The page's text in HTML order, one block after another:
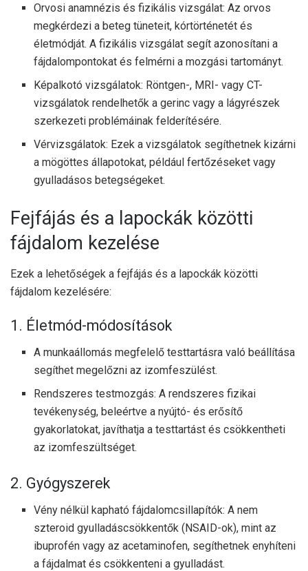
Orvosi anamnézis és fizikális vizsgálat: Az orvos
megkérdezi a beteg tüneteit, kórtörténetét és
életmódját. A fizikális vizsgálat segít azonosítani a
fájdalompontokat és felmérni a mozgási tartományt.
Képalkotó vizsgálatok: Röntgen-, MRI- vagy CT-
vizsgálatok rendelhetők a gerinc vagy a lágyrészek
szerkezeti problémáinak felderítésére.
Vérvizsgálatok: Ezek a vizsgálatok segíthetnek kizárni
a mögöttes állapotokat, például fertőzéseket vagy
gyulladásos betegségeket.
Fejfájás és a lapockák közötti
fájdalom kezelése
Ezek a lehetőségek a fejfájás és a lapockák közötti
fájdalom kezelésére:
1. Életmód-módosítások
A munkaállomás megfelelő testtartásra való beállítása
segíthet megelőzni az izomfeszülést.
Rendszeres testmozgás: A rendszeres fizikai
tevékenység, beleértve a nyújtó- és erősítő
gyakorlatokat, javíthatja a testtartást és csökkentheti
az izomfeszültséget.
2. Gyógyszerek
Vény nélkül kapható fájdalomcsillapítók: A nem
szteroid gyulladáscsökkentők (NSAID-ok), mint az
ibuprofén vagy az acetaminofen, segíthetnek enyhíteni
a fájdalmat és csökkenteni a gyulladást.